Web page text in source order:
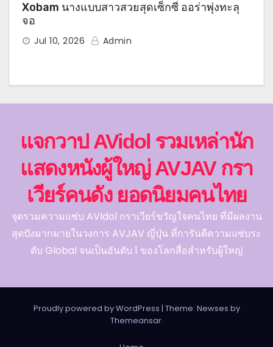
Xobam นางแบบสาวสวยสุดเซ็กซี่ ออร่าพุ่งทะลุ
จอ
Jul 10, 2026 Admin
แจกวาป AVidol รวมเหล่านัก
แสดงหนังผู้ใหญ่ AVJAV กรา
เวียร์คนดัง ยอดนิยมคนไทย
จุดรวมความแซ่บ AVIdol กราเวียร์ขวัญใจคนไทย ที่มีผลงาน
สุดปังมากมายในวงการ AVJAV ญี่ปุ่น ที่การันตีความแซ่บระ
ดับ Global จนเป็นอันดับ 1 ของโลกสื่อสำหรับผู้ใหญ่
Proudly powered by WordPress | Theme: Newses by
Themeansar.